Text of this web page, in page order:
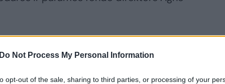
Do Not Process My Personal Information
opt-out of the sale, sharing to third parties, or processing of your
ir pratęsti M. Rostropovičiaus
šį renginį atvyks ir garsusis
dirigentas prof. Davidas Geringas.